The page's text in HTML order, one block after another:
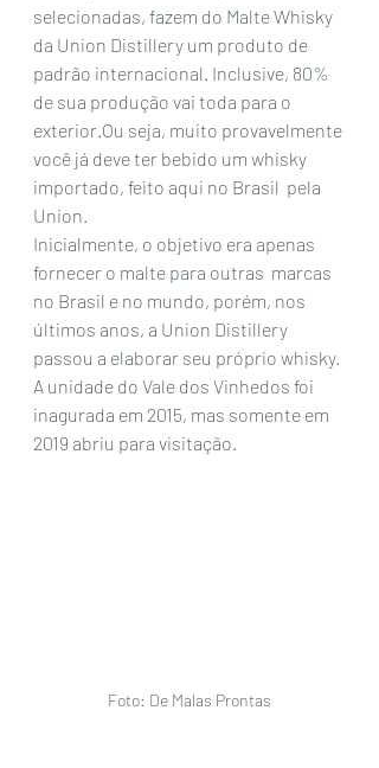
selecionadas, fazem do Malte Whisky
da Union Distillery um produto de
padrão internacional. Inclusive, 80%
de sua produção vai toda para o
exterior.Ou seja, muito provavelmente
você já deve ter bebido um whisky
importado, feito aqui no Brasil  pela
Union.
Inicialmente, o objetivo era apenas
fornecer o malte para outras  marcas
no Brasil e no mundo, porém, nos
últimos anos, a Union Distillery
passou a elaborar seu próprio whisky.
A unidade do Vale dos Vinhedos foi
inagurada em 2015, mas somente em
2019 abriu para visitação.
Foto: De Malas Prontas